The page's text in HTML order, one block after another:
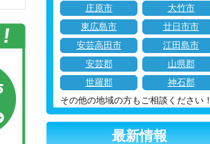
庄原市
大竹市
東広島市
廿日市市
安芸高田市
江田島市
安芸郡
山県郡
世羅郡
神石郡
その他の地域の方もご相談ください！
最新情報